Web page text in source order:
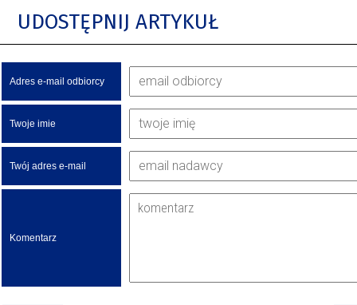
UDOSTĘPNIJ ARTYKUŁ
Adres e-mail odbiorcy
Twoje imie
Twój adres e-mail
Komentarz